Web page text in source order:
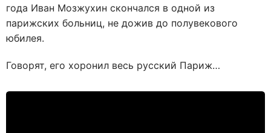
года Иван Мозжухин скончался в одной из
парижских больниц, не дожив до полувекового
юбилея.
Говорят, его хоронил весь русский Париж…